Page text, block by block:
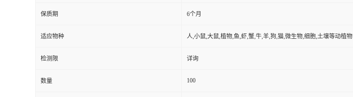
保质期 6个月
适应物种 人,小鼠,大鼠,植物,鱼,虾,蟹,牛,羊,狗,猫,微生物,细胞,土壤等动植物
检测限 详询
数量 100